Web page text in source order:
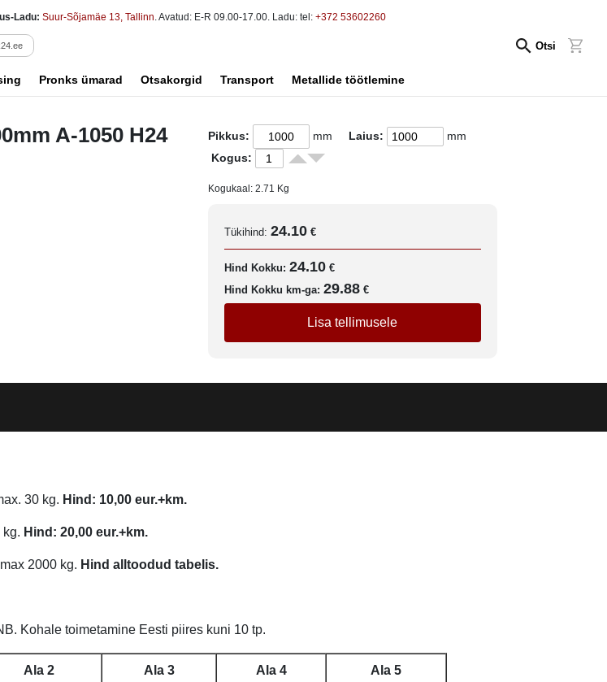
Ladu: Suur-Sõjamäe 13, Tallinn. Avatud: E-R 09.00-17.00. Ladu: tel: +372 53602260
Otsi
Pronks ümarad Otsakorgid Transport Metallide töötlemine
A-1050 H24 Pikkus: mm Laius:
mm
Kogus:
Kogukaal: 2.71 Kg
Tükihind: 24.10 €
Hind Kokku: 24.10 €
Hind Kokku km-ga: 29.88 €
Lisa tellimusele
30 kg. Hind: 10,00 eur.+km.
Hind: 20,00 eur.+km.
2000 kg. Hind alltoodud tabelis.
Kohale toimetamine Eesti piires kuni 10 tp.
Ala 2 Ala 3 Ala 4 Ala 5